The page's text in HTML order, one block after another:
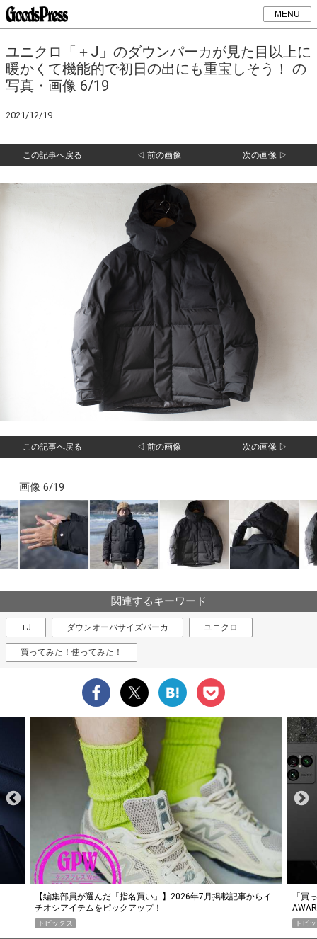
MENU
ユニクロ「＋J」のダウンパーカが見た目以上に
暖かくて機能的で初日の出にも重宝しそう！ の
写真・画像 6/19
2021/12/19
この記事へ戻る ◁ 前の画像 次の画像 ▷
この記事へ戻る ◁ 前の画像 次の画像 ▷
画像 6/19
関連するキーワード
+J ダウンオーバサイズパーカ ユニクロ
買ってみた！使ってみた！
「買って損なし」の極上スマホ5選【GoodsPress 2026上半期
AWARD】
トピックス
薄着
PR